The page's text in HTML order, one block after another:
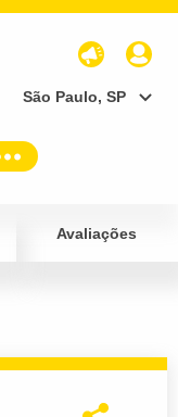
São Paulo, SP
Avaliações